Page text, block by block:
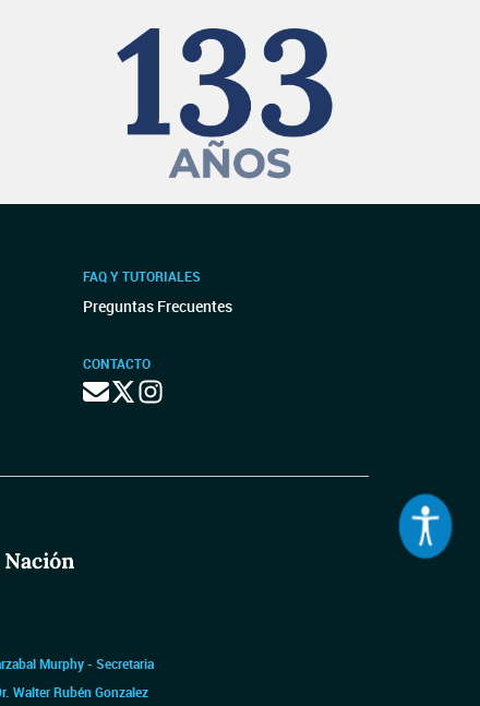
FAQ Y TUTORIALES
Preguntas Frecuentes
CONTACTO
Murphy - Secretaria
Walter Rubén Gonzalez